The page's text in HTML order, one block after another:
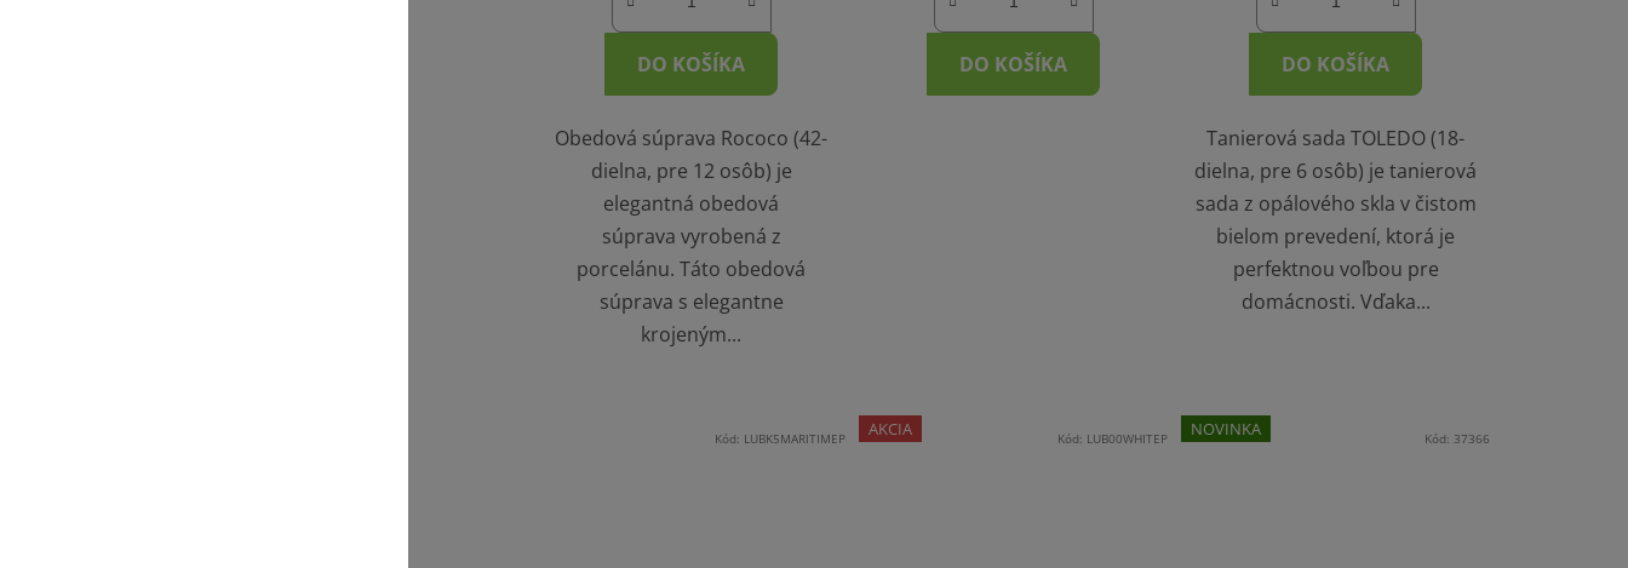
DO KOŠÍKA
Obedová súprava Rococo (42-
dielna, pre 12 osôb) je
elegantná obedová
súprava vyrobená z
porcelánu. Táto obedová
súprava s elegantne
krojeným...
DO KOŠÍKA DO KOŠÍKA
Tanierová sada TOLEDO (18-
dielna, pre 6 osôb) je tanierová
sada z opálového skla v čistom
bielom prevedení, ktorá je
perfektnou voľbou pre
domácnosti. Vďaka...
Kód: LUBK5MARITIMEP
AKCIA
Kód: LUB00WHITEP NOVINKA Kód: 37366